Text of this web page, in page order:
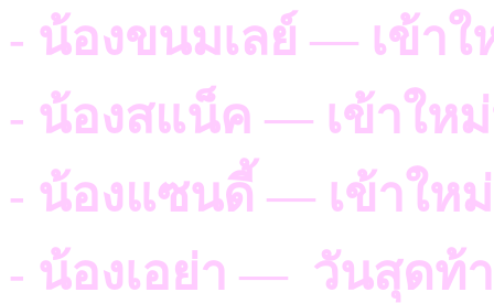
- น้องขนมเลย์ — เข้า
- น้องสแน็ค — เข้าให
- น้องแซนดี้ — เข้าให
- น้องเอย่า — วันสุดท้